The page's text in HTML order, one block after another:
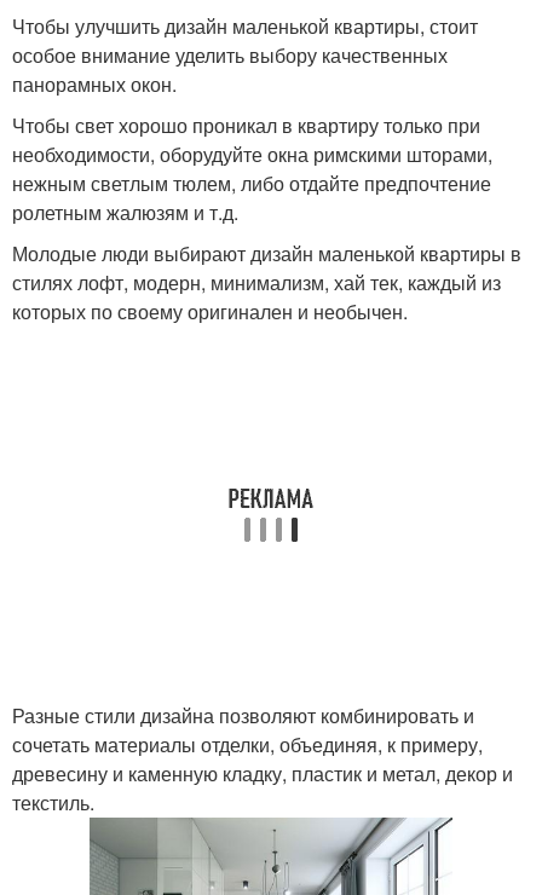
Чтобы улучшить дизайн маленькой квартиры, стоит
особое внимание уделить выбору качественных
панорамных окон.
Чтобы свет хорошо проникал в квартиру только при
необходимости, оборудуйте окна римскими шторами,
нежным светлым тюлем, либо отдайте предпочтение
ролетным жалюзям и т.д.
Молодые люди выбирают дизайн маленькой квартиры в
стилях лофт, модерн, минимализм, хай тек, каждый из
которых по своему оригинален и необычен.
Разные стили дизайна позволяют комбинировать и
сочетать материалы отделки, объединяя, к примеру,
древесину и каменную кладку, пластик и метал, декор и
текстиль.